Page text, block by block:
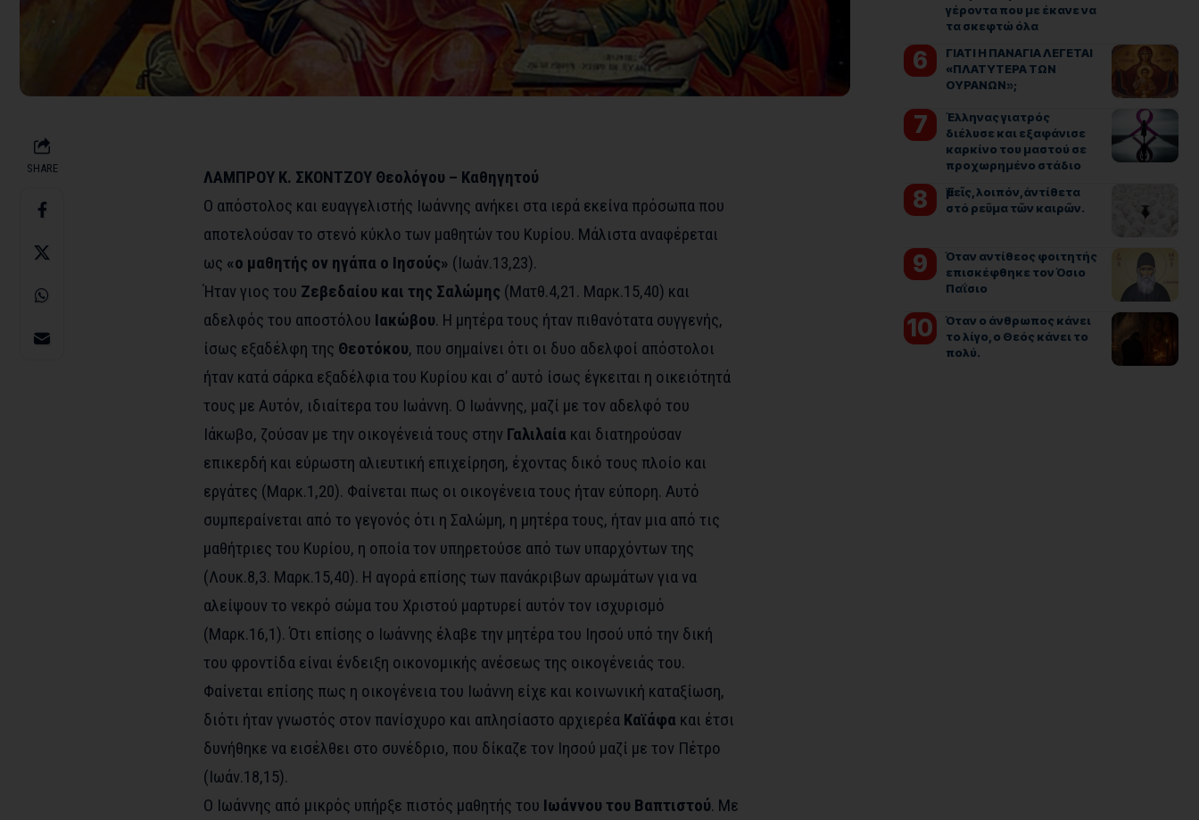
SHARE
ΛΑΜΠΡΟΥ Κ. ΣΚΟΝΤΖΟΥ Θεολόγου – Καθηγητού
Ο απόστολος και ευαγγελιστής Ιωάννης ανήκει στα ιερά εκείνα πρόσωπα που
αποτελούσαν το στενό κύκλο των μαθητών του Κυρίου. Μάλιστα αναφέρεται
ως «ο μαθητής ον ηγάπα ο Ιησούς» (Ιωάν.13,23).
Ήταν γιος του Ζεβεδαίου και της Σαλώμης (Ματθ.4,21. Μαρκ.15,40) και
αδελφός του αποστόλου Ιακώβου. Η μητέρα τους ήταν πιθανότατα συγγενής,
ίσως εξαδέλφη της Θεοτόκου, που σημαίνει ότι οι δυο αδελφοί απόστολοι
ήταν κατά σάρκα εξαδέλφια του Κυρίου και σ’ αυτό ίσως έγκειται η οικειότητά
τους με Αυτόν, ιδιαίτερα του Ιωάννη. Ο Ιωάννης, μαζί με τον αδελφό του
Ιάκωβο, ζούσαν με την οικογένειά τους στην Γαλιλαία και διατηρούσαν
επικερδή και εύρωστη αλιευτική επιχείρηση, έχοντας δικό τους πλοίο και
εργάτες (Μαρκ.1,20). Φαίνεται πως οι οικογένεια τους ήταν εύπορη. Αυτό
συμπεραίνεται από το γεγονός ότι η Σαλώμη, η μητέρα τους, ήταν μια από τις
μαθήτριες του Κυρίου, η οποία τον υπηρετούσε από των υπαρχόντων της
(Λουκ.8,3. Μαρκ.15,40). Η αγορά επίσης των πανάκριβων αρωμάτων για να
αλείψουν το νεκρό σώμα του Χριστού μαρτυρεί αυτόν τον ισχυρισμό
(Μαρκ.16,1). Ότι επίσης ο Ιωάννης έλαβε την μητέρα του Ιησού υπό την δική
του φροντίδα είναι ένδειξη οικονομικής ανέσεως της οικογένειάς του.
Φαίνεται επίσης πως η οικογένεια του Ιωάννη είχε και κοινωνική καταξίωση,
διότι ήταν γνωστός στον πανίσχυρο και απλησίαστο αρχιερέα Καϊάφα και έτσι
δυνήθηκε να εισέλθει στο συνέδριο, που δίκαζε τον Ιησού μαζί με τον Πέτρο
(Ιωάν.18,15).
Ο Ιωάννης από μικρός υπήρξε πιστός μαθητής του Ιωάννου του Βαπτιστού. Με
γέροντα που με έκανε να
τα σκεφτώ όλα
ΓΙΑΤΙ Η ΠΑΝΑΓΙΑ ΛΕΓΕΤΑΙ
«ΠΛΑΤΥΤΕΡΑ ΤΩΝ
ΟΥΡΑΝΩΝ»;
Έλληνας γιατρός
διέλυσε και εξαφάνισε
καρκίνο του μαστού σε
προχωρημένο στάδιο
Ἐμεῖς, λοιπόν, ἀντίθετα
στό ρεῦμα τῶν καιρῶν.
Όταν αντίθεος φοιτητής
επισκέφθηκε τον Όσιο
Παΐσιο
Όταν ο άνθρωπος κάνει
το λίγο, ο Θεός κάνει το
πολύ.